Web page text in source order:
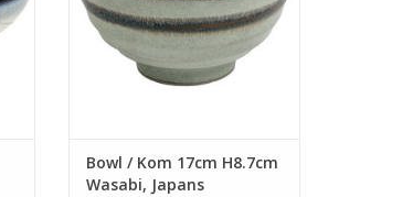
Bowl / Kom 17cm H8.7cm
Wasabi, Japans